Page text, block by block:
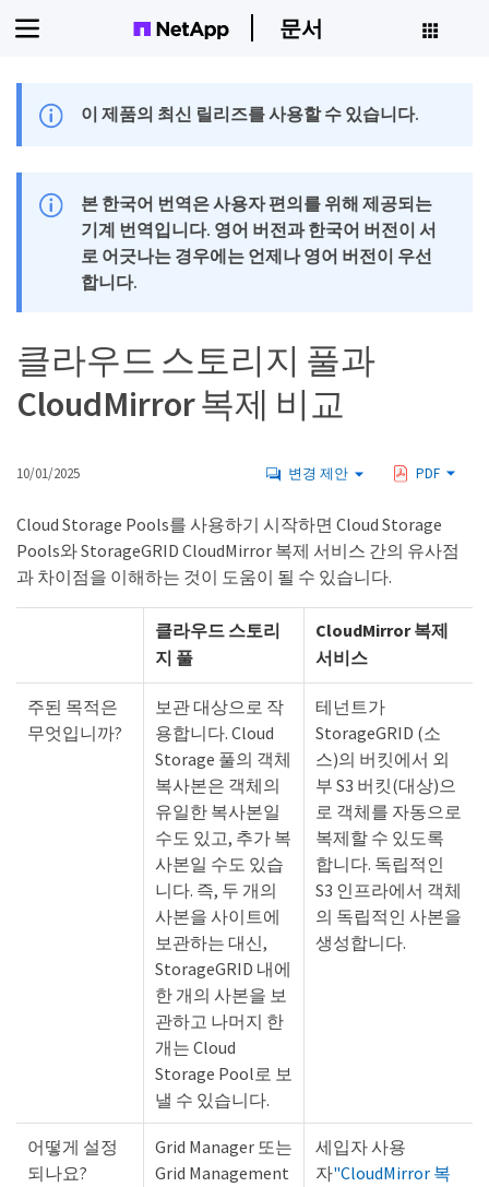
문서
이 제품의 최신 릴리즈를 사용할 수 있습니다.
본 한국어 번역은 사용자 편의를 위해 제공되는
기계 번역입니다. 영어 버전과 한국어 버전이 서
로 어긋나는 경우에는 언제나 영어 버전이 우선
합니다.
클라우드 스토리지 풀과
CloudMirror 복제 비교
10/01/2025 변경 제안 PDF
Cloud Storage Pools를 사용하기 시작하면 Cloud Storage
Pools와 StorageGRID CloudMirror 복제 서비스 간의 유사점
과 차이점을 이해하는 것이 도움이 될 수 있습니다.
클라우드 스토리
지 풀
CloudMirror 복제
서비스
주된 목적은
무엇입니까?
보관 대상으로 작
용합니다. Cloud
Storage 풀의 객체
복사본은 객체의
유일한 복사본일
수도 있고, 추가 복
사본일 수도 있습
니다. 즉, 두 개의
사본을 사이트에
보관하는 대신,
StorageGRID 내에
한 개의 사본을 보
관하고 나머지 한
개는 Cloud
Storage Pool로 보
낼 수 있습니다.
테넌트가
StorageGRID (소
스)의 버킷에서 외
부 S3 버킷(대상)으
로 객체를 자동으로
복제할 수 있도록
합니다. 독립적인
S3 인프라에서 객체
의 독립적인 사본을
생성합니다.
어떻게 설정
되나요?
Grid Manager 또는
Grid Management
세입자 사용
자"CloudMirror 복